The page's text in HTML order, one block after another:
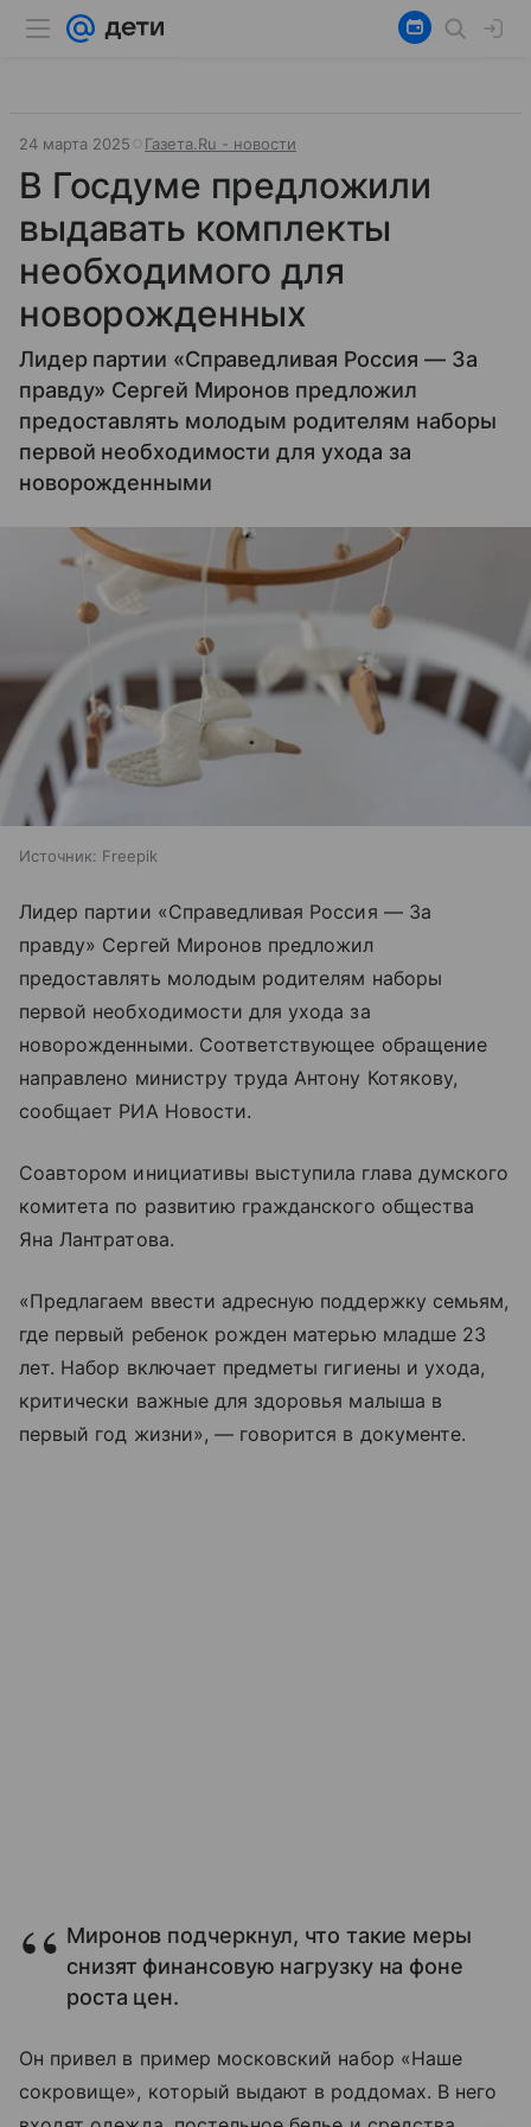
24 марта 2025 Газета.Ru - новости
В Госдуме предложили
выдавать комплекты
необходимого для
новорожденных
Лидер партии «Справедливая Россия — За
правду» Сергей Миронов предложил
предоставлять молодым родителям наборы
первой необходимости для ухода за
новорожденными
Источник: Freepik
Лидер партии «Справедливая Россия — За
правду» Сергей Миронов предложил
предоставлять молодым родителям наборы
первой необходимости для ухода за
новорожденными. Соответствующее обращение
направлено министру труда Антону Котякову,
сообщает РИА Новости.
Соавтором инициативы выступила глава думского
комитета по развитию гражданского общества
Яна Лантратова.
«Предлагаем ввести адресную поддержку семьям,
где первый ребенок рожден матерью младше 23
лет. Набор включает предметы гигиены и ухода,
критически важные для здоровья малыша в
первый год жизни», — говорится в документе.
Миронов подчеркнул, что такие меры
снизят финансовую нагрузку на фоне
роста цен.
Он привел в пример московский набор «Наше
сокровище», который выдают в роддомах. В него